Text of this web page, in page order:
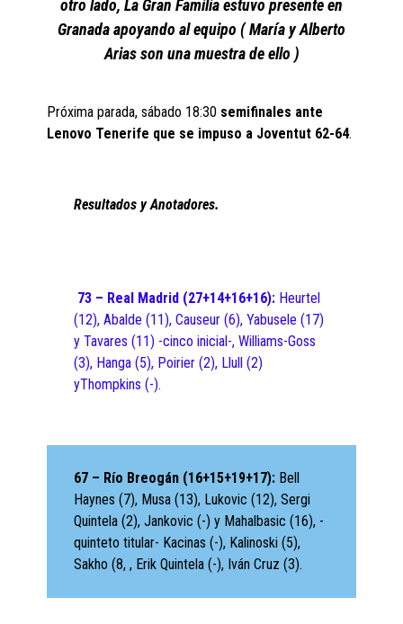
otro lado, La Gran Familia estuvo presente en
Granada apoyando al equipo ( María y Alberto
Arias son una muestra de ello )
Próxima parada, sábado 18:30 semifinales ante
Lenovo Tenerife que se impuso a Joventut 62-64.
Resultados y Anotadores.
73 – Real Madrid (27+14+16+16): Heurtel
(12), Abalde (11), Causeur (6), Yabusele (17)
y Tavares (11) -cinco inicial-, Williams-Goss
(3), Hanga (5), Poirier (2), Llull (2)
yThompkins (-).
67 – Río Breogán (16+15+19+17): Bell
Haynes (7), Musa (13), Lukovic (12), Sergi
Quintela (2), Jankovic (-) y Mahalbasic (16), -
quinteto titular- Kacinas (-), Kalinoski (5),
Sakho (8, , Erik Quintela (-), Iván Cruz (3).